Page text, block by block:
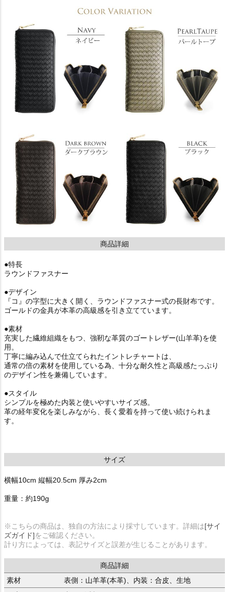
商品詳細
●特長
ラウンドファスナー
●デザイン
『コ』の字型に大きく開く、ラウンドファスナー式の長財布です。
ゴールドの金具が本革の高級感を引き立てています。
●素材
充実した繊維組織をもつ、強靭な革質のゴートレザー(山羊革)を使
用。
丁寧に編み込んで仕立てられたイントレチャートは、
通常の倍の素材を使用している為、十分な耐久性と高級感たっぷり
のデザイン性を兼備しています。
●スタイル
シンプルを極めた内装と使いやすいサイズ感。
革の経年変化を楽しみながら、長く愛着を持って使い続けられま
す。
サイズ
横幅10cm 縦幅20.5cm 厚み2cm
重量：約190g
※こちらの商品は、独自の方法により採寸しています。詳細は[サイ
ズガイド]をご確認ください。
計り方によっては、表記サイズと誤差が生じることがあります。
商品詳細
素材
表側：山羊革(本革)、内装：合皮、生地